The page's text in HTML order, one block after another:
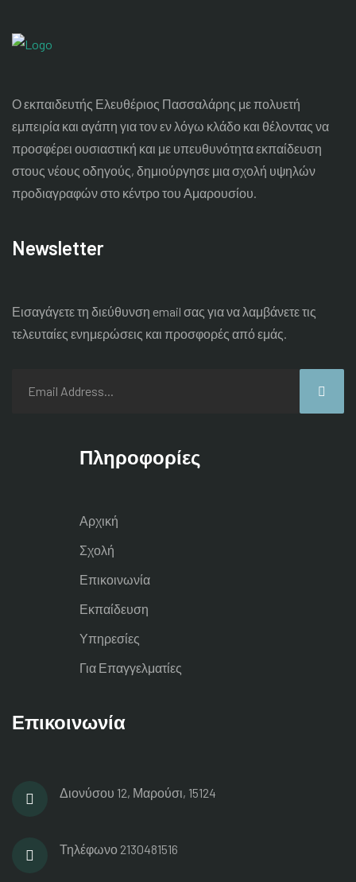
Ο εκπαιδευτής Ελευθέριος Πασσαλάρης με πολυετή
εμπειρία και αγάπη για τον εν λόγω κλάδο και θέλοντας να
προσφέρει ουσιαστική και με υπευθυνότητα εκπαίδευση
στους νέους οδηγούς, δημιούργησε μια σχολή υψηλών
προδιαγραφών στο κέντρο του Αμαρουσίου.
Newsletter
Εισαγάγετε τη διεύθυνση email σας για να λαμβάνετε τις
τελευταίες ενημερώσεις και προσφορές από εμάς.
Πληροφορίες
Αρχική
Σχολή
Επικοινωνία
Εκπαίδευση
Υπηρεσίες
Για Επαγγελματίες
Επικοινωνία
Διονύσου 12, Μαρούσι, 15124
Τηλέφωνο 2130481516